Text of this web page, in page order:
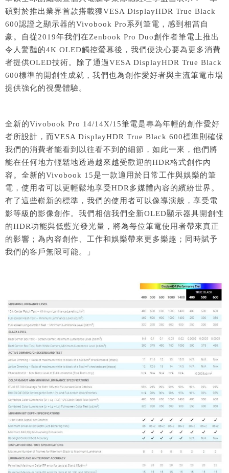
碩對於推出業界首款搭載獲VESA DisplayHDR True Black
600認證之顯示器的Vivobook Pro系列筆電，感到相當自
豪。自從2019年我們在Zenbook Pro Duo創作者筆電上推出
令人驚豔的4K OLED觸控螢幕後，我們便決心要為更多消費
者提供OLED技術。除了通過VESA DisplayHDR True Black
600標準的開創性成就，我們也為創作愛好者與主流筆電市場
提供強化的視覺體驗。
全新的Vivobook Pro 14/14X/15筆電是專為年輕的創作愛好
者所設計，而VESA DisplayHDR True Black 600標準則確保
我們的消費者能看到以往看不到的細節，如此一來，他們將
能在任何地方輕鬆地透過越來越受歡迎的HDR格式創作內
容。全新的Vivobook 15是一款適用於日常工作與娛樂的筆
電，使用者可以更輕鬆地享受HDR多媒體內容的繽紛世界。
有了這些嶄新的標準，我們的使用者可以像導演般，享受電
影等級的影像創作。我們相信我們全新OLED顯示器具開創性
的HDR功能與低藍光發光量，將為每位筆電使用者帶來真正
的影響；為內容創作、工作和娛樂帶來更多樂趣；同時賦予
我們的客戶無限可能。」